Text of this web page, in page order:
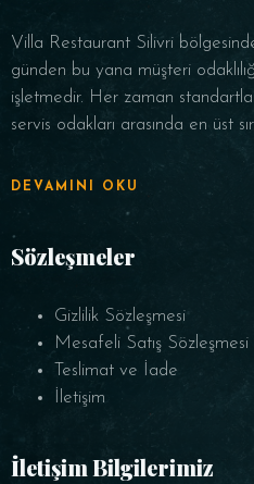
Villa Restaurant Silivri
günden bu yana müşteri
işletmedir. Her zaman
servis odakları arasında en üst
DEVAMINI OKU
Sözleşmeler
Gizlilik Sözleşmesi
Mesafeli Satış Sözleşmesi
Teslimat ve İade
İletişim
İletişim Bilgilerimiz